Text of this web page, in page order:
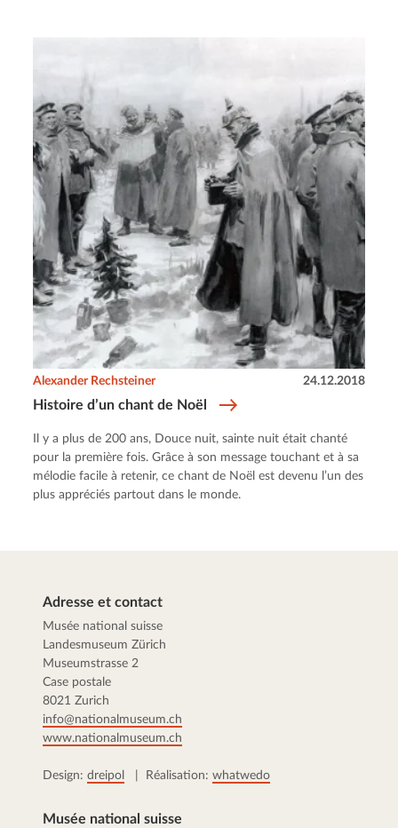
Histoire d’un chant de Noël
Alexander Rechsteiner 24.12.2018
Il y a plus de 200 ans, Douce nuit, sainte nuit était chanté
pour la première fois. Grâce à son message touchant et à sa
mélodie facile à retenir, ce chant de Noël est devenu l’un des
plus appréciés partout dans le monde.
Adresse et contact
Musée national suisse
Landesmuseum Zürich
Museumstrasse 2
Case postale
8021 Zurich
info@nationalmuseum.ch
www.nationalmuseum.ch
Design: dreipol | Réalisation: whatwedo
Musée national suisse